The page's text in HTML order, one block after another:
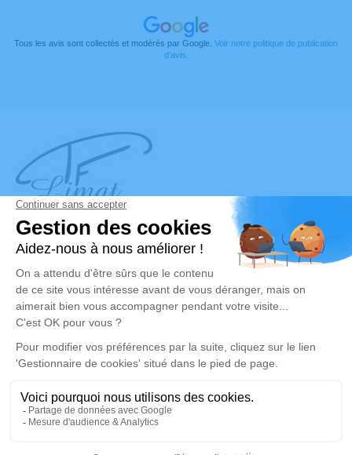
Tous les avis sont collectés et modérés par Google. Voir notre politique de publication
d’avis.
MENTIONS LÉGALES